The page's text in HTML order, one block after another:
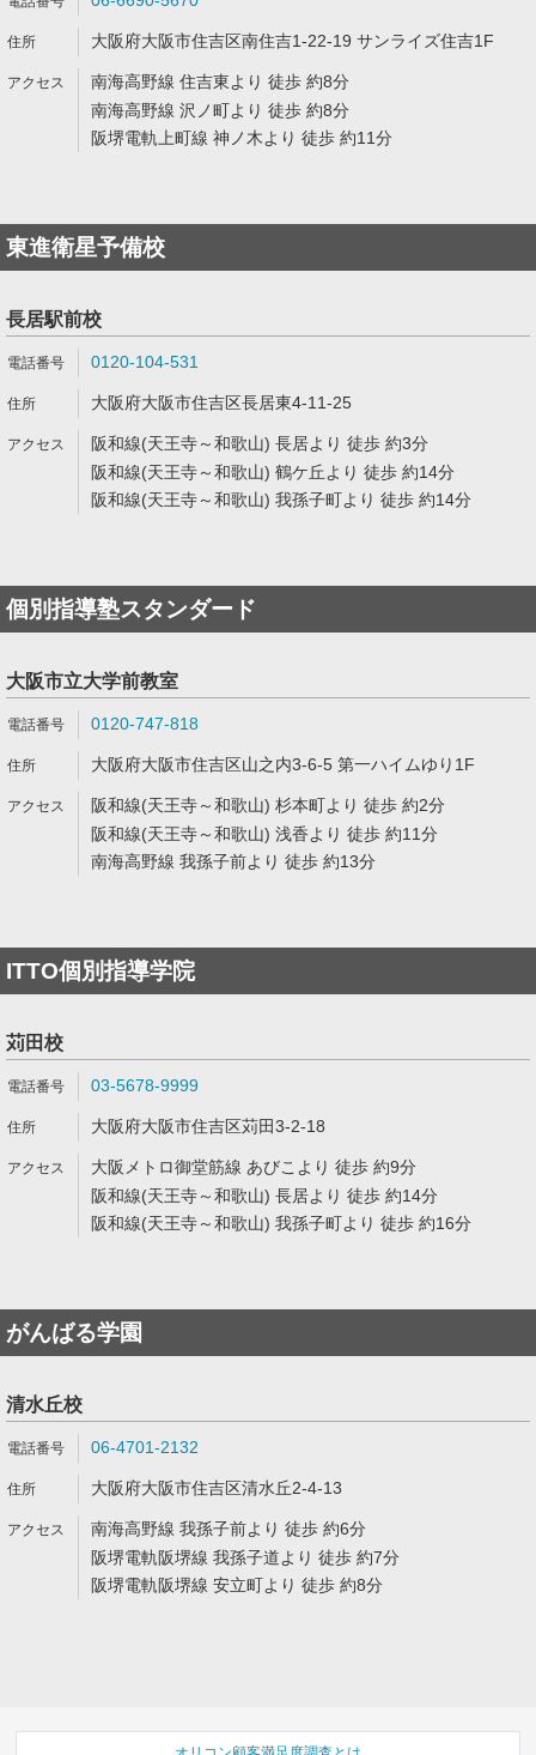
大阪府大阪市住吉区南住吉1-22-19 サンライズ住吉1F
南海高野線 住吉東より 徒歩 約8分
南海高野線 沢ノ町より 徒歩 約8分
阪堺電軌上町線 神ノ木より 徒歩 約11分
東進衛星予備校
長居駅前校
0120-104-531
大阪府大阪市住吉区長居東4-11-25
阪和線(天王寺～和歌山) 長居より 徒歩 約3分
阪和線(天王寺～和歌山) 鶴ケ丘より 徒歩 約14分
阪和線(天王寺～和歌山) 我孫子町より 徒歩 約14分
個別指導塾スタンダード
大阪市立大学前教室
0120-747-818
大阪府大阪市住吉区山之内3-6-5 第一ハイムゆり1F
阪和線(天王寺～和歌山) 杉本町より 徒歩 約2分
阪和線(天王寺～和歌山) 浅香より 徒歩 約11分
南海高野線 我孫子前より 徒歩 約13分
ITTO個別指導学院
苅田校
03-5678-9999
大阪府大阪市住吉区苅田3-2-18
大阪メトロ御堂筋線 あびこより 徒歩 約9分
阪和線(天王寺～和歌山) 長居より 徒歩 約14分
阪和線(天王寺～和歌山) 我孫子町より 徒歩 約16分
がんばる学園
清水丘校
06-4701-2132
大阪府大阪市住吉区清水丘2-4-13
南海高野線 我孫子前より 徒歩 約6分
阪堺電軌阪堺線 我孫子道より 徒歩 約7分
阪堺電軌阪堺線 安立町より 徒歩 約8分